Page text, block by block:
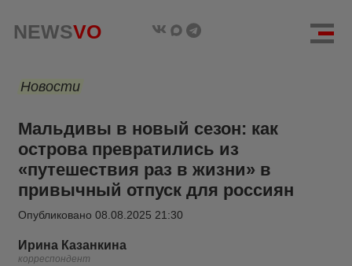
NEWSVO
Новости
Мальдивы в новый сезон: как
острова превратились из
«путешествия раз в жизни» в
привычный отпуск для россиян
Опубликовано 08.08.2025 21:30
Ирина Казанкина
корреспондент